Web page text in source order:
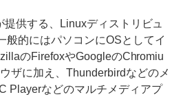
供する、Linuxディストリビュ
般的にはパソコンにOSとしてイ
のFirefoxやGoogleのChromiu
ザに加え、Thunderbirdなどのメ
Playerなどのマルチメディアプ